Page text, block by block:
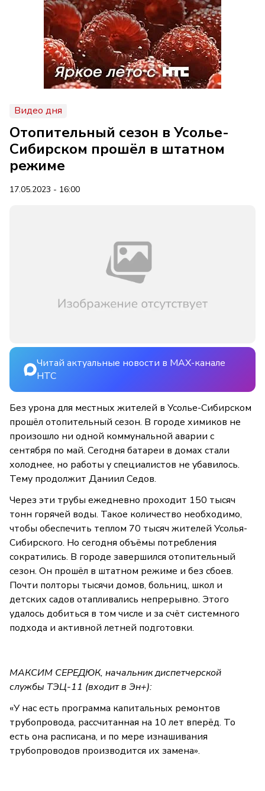
Видео дня
Отопительный сезон в Усолье-
Сибирском прошёл в штатном
режиме
17.05.2023 - 16:00
Читай актуальные новости в MAX-канале
НТС
Без урона для местных жителей в Усолье-Сибирском
прошёл отопительный сезон. В городе химиков не
произошло ни одной коммунальной аварии с
сентября по май. Сегодня батареи в домах стали
холоднее, но работы у специалистов не убавилось.
Тему продолжит Даниил Седов.
Через эти трубы ежедневно проходит 150 тысяч
тонн горячей воды. Такое количество необходимо,
чтобы обеспечить теплом 70 тысяч жителей Усолья-
Сибирского. Но сегодня объёмы потребления
сократились. В городе завершился отопительный
сезон. Он прошёл в штатном режиме и без сбоев.
Почти полторы тысячи домов, больниц, школ и
детских садов отапливались непрерывно. Этого
удалось добиться в том числе и за счёт системного
подхода и активной летней подготовки.
МАКСИМ СЕРЕДЮК, начальник диспетчерской
службы ТЭЦ-11 (входит в Эн+):
«У нас есть программа капитальных ремонтов
трубопровода, рассчитанная на 10 лет вперёд. То
есть она расписана, и по мере изнашивания
трубопроводов производится их замена».